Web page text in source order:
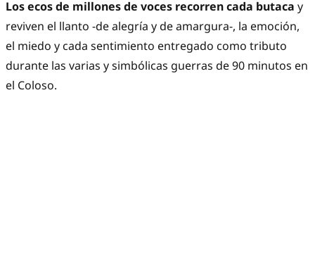
Los ecos de millones de voces recorren cada butaca y
reviven el llanto -de alegría y de amargura-, la emoción,
el miedo y cada sentimiento entregado como tributo
durante las varias y simbólicas guerras de 90 minutos en
el Coloso.